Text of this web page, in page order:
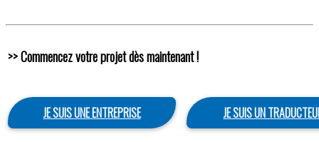
>> Commencez votre projet dès maintenant !
JE SUIS UNE ENTREPRISE JE SUIS UN